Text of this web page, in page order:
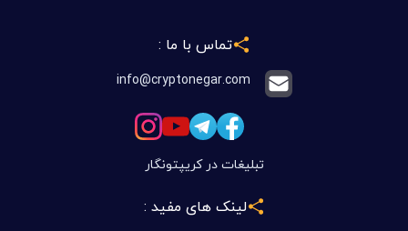
تماس با ما :
info@cryptonegar.com
تبلیغات در کریپتونگار
لینک های مفید :